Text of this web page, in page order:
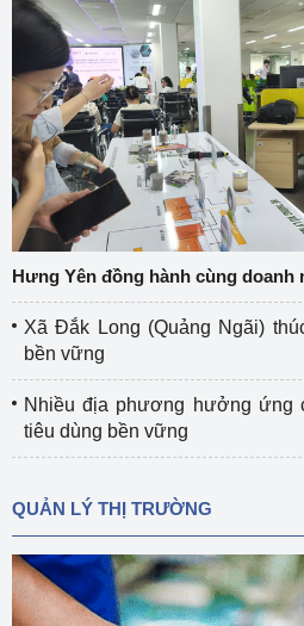
Hưng Yên đồng hành cùng doanh
Xã Đắk Long (Quảng Ngãi)
bền vững
Nhiều địa phương hưởng ứng
tiêu dùng bền vững
QUẢN LÝ THỊ TRƯỜNG